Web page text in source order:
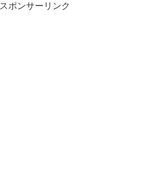
スポンサーリンク